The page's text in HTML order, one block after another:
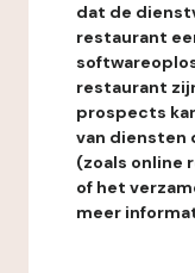
dat de
restaurant
restaurant
prospects
van diensten
(zoals online
of het
meer